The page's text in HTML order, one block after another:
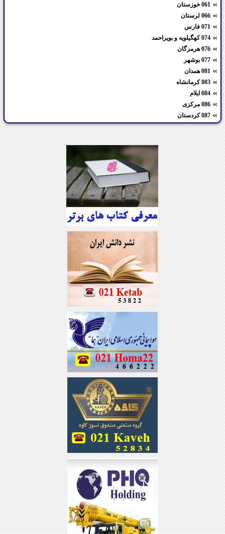
061 خوزستان
066 لرستان
071 فارس
074 کهگیلویه و بویراحمد
076 هرمزگان
077 بوشهر
081 همدان
083 کرمانشاه
084 ایلام
086 مرکزی
087 کردستان